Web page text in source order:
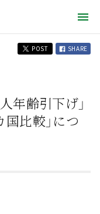
POST SHARE
年齢引下げ」
比較」につ